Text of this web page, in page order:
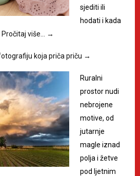
sjediti ili
hodati i kada
Pročitaj više… →
koja priča priču →
Ruralni
prostor nudi
nebrojene
motive, od
jutarnje
magle iznad
polja i žetve
pod ljetnim